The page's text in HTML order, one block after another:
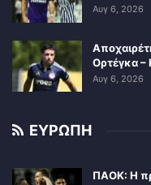
Αυγ 6, 2026
Ορτέγκα
Αυγ 6, 2026
ΕΥΡΩΠΗ
ΠΑΟΚ: Η